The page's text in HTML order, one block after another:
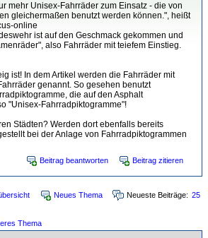
mehr Unisex-Fahrräder zum Einsatz - die von
gleichermaßen benutzt werden können.", heißt
online
ist auf den Geschmack gekommen und
also Fahrräder mit teiefem Einstieg.
ist! In dem Artikel werden die Fahrräder mit
genannt. So gesehen benutzt
die auf den Asphalt
"Unisex-Fahrradpiktogramme"!
Städten? Werden dort ebenfalls bereits
bei der Anlage von Fahrradpiktogrammen
Beitrag beantworten Beitrag zitieren
Neues Thema Neueste Beiträge: 25
Thema